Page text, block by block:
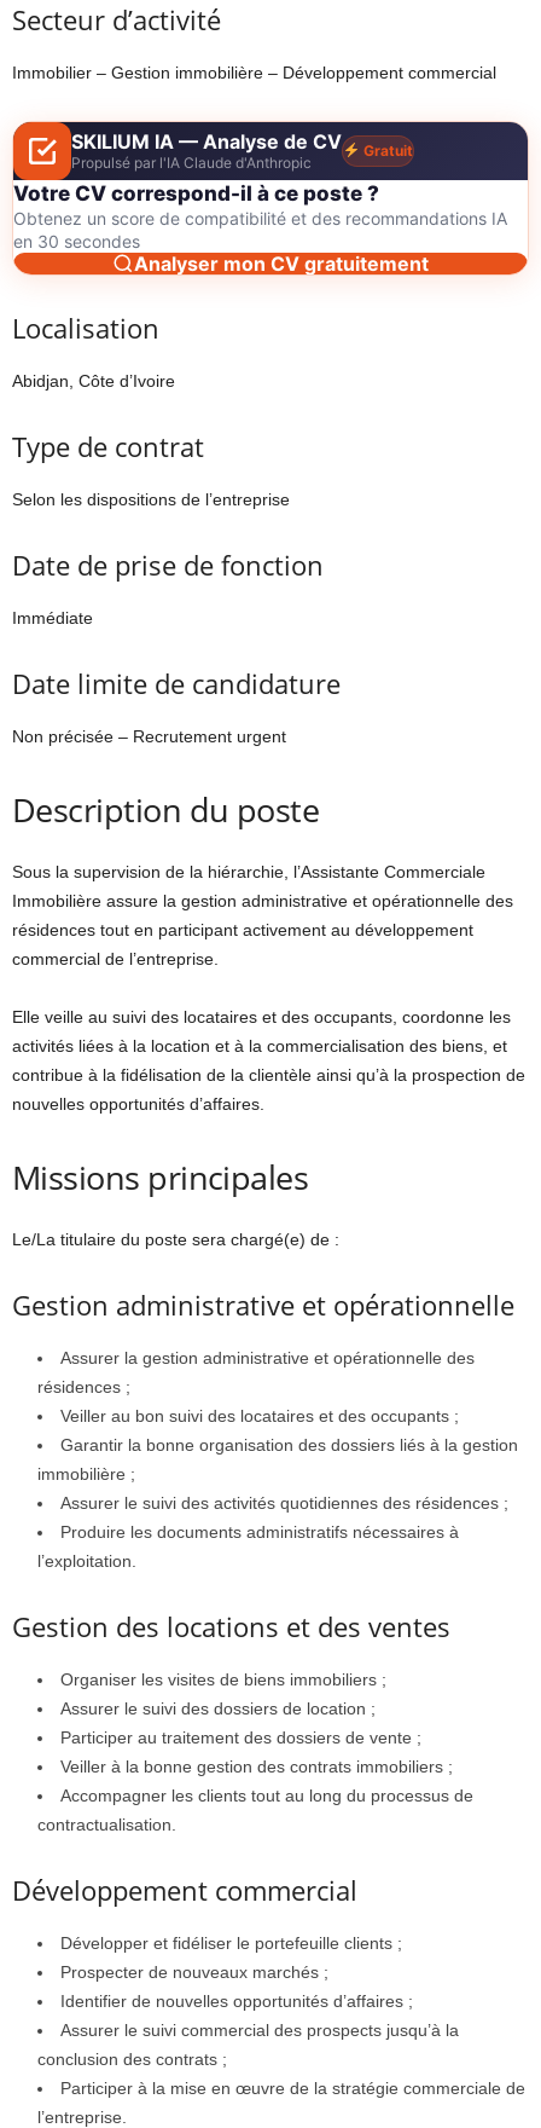
Secteur d’activité
Immobilier – Gestion immobilière – Développement commercial
SKILIUM IA — Analyse de CV
Propulsé par l'IA Claude d'Anthropic
Gratuit
Votre CV correspond-il à ce poste ?
Obtenez un score de compatibilité et des recommandations IA
en 30 secondes
Analyser mon CV gratuitement
Localisation
Abidjan, Côte d’Ivoire
Type de contrat
Selon les dispositions de l’entreprise
Date de prise de fonction
Immédiate
Date limite de candidature
Non précisée – Recrutement urgent
Description du poste
Sous la supervision de la hiérarchie, l’Assistante Commerciale
Immobilière assure la gestion administrative et opérationnelle des
résidences tout en participant activement au développement
commercial de l’entreprise.
Elle veille au suivi des locataires et des occupants, coordonne les
activités liées à la location et à la commercialisation des biens, et
contribue à la fidélisation de la clientèle ainsi qu’à la prospection de
nouvelles opportunités d’affaires.
Missions principales
Le/La titulaire du poste sera chargé(e) de :
Gestion administrative et opérationnelle
Assurer la gestion administrative et opérationnelle des
résidences ;
Veiller au bon suivi des locataires et des occupants ;
Garantir la bonne organisation des dossiers liés à la gestion
immobilière ;
Assurer le suivi des activités quotidiennes des résidences ;
Produire les documents administratifs nécessaires à
l’exploitation.
Gestion des locations et des ventes
Organiser les visites de biens immobiliers ;
Assurer le suivi des dossiers de location ;
Participer au traitement des dossiers de vente ;
Veiller à la bonne gestion des contrats immobiliers ;
Accompagner les clients tout au long du processus de
contractualisation.
Développement commercial
Développer et fidéliser le portefeuille clients ;
Prospecter de nouveaux marchés ;
Identifier de nouvelles opportunités d’affaires ;
Assurer le suivi commercial des prospects jusqu’à la
conclusion des contrats ;
Participer à la mise en œuvre de la stratégie commerciale de
l’entreprise.